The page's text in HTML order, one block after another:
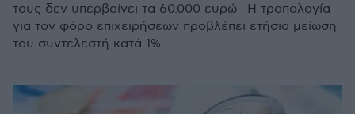
τους δεν υπερβαίνει τα 60.000 ευρώ - Η τροπολογία
για τον φόρο επιχειρήσεων προβλέπει ετήσια μείωση
του συντελεστή κατά 1%